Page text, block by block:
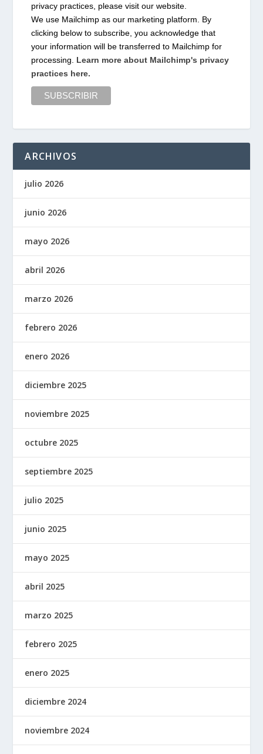
privacy practices, please visit our website.
We use Mailchimp as our marketing platform. By
clicking below to subscribe, you acknowledge that
your information will be transferred to Mailchimp for
processing. Learn more about Mailchimp's privacy
practices here.
ARCHIVOS
julio 2026
junio 2026
mayo 2026
abril 2026
marzo 2026
febrero 2026
enero 2026
diciembre 2025
noviembre 2025
octubre 2025
septiembre 2025
julio 2025
junio 2025
mayo 2025
abril 2025
marzo 2025
febrero 2025
enero 2025
diciembre 2024
noviembre 2024